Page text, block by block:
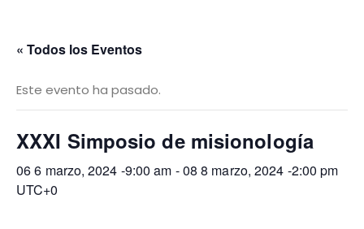
« Todos los Eventos
Este evento ha pasado.
XXXI Simposio de misionología
06 6 marzo, 2024 -9:00 am -08 8 marzo, 2024 -2:00 pm
UTC+0